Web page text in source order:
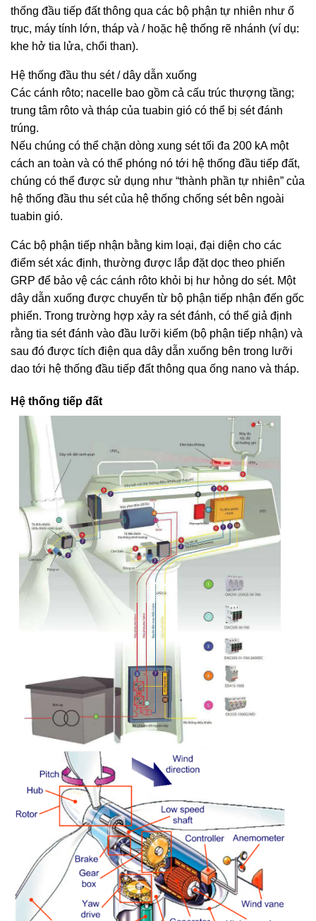
thống đầu tiếp đất thông qua các bộ phận tự nhiên như ổ
trục, máy tính lớn, tháp và / hoặc hệ thống rẽ nhánh (ví dụ:
khe hở tia lửa, chổi than).
Hệ thống đầu thu sét / dây dẫn xuống
Các cánh rôto; nacelle bao gồm cả cấu trúc thượng tầng;
trung tâm rôto và tháp của tuabin gió có thể bị sét đánh
trúng.
Nếu chúng có thể chặn dòng xung sét tối đa 200 kA một
cách an toàn và có thể phóng nó tới hệ thống đầu tiếp đất,
chúng có thể được sử dụng như “thành phần tự nhiên” của
hệ thống đầu thu sét của hệ thống chống sét bên ngoài
tuabin gió.
Các bộ phận tiếp nhận bằng kim loại, đại diện cho các
điểm sét xác định, thường được lắp đặt dọc theo phiến
GRP để bảo vệ các cánh rôto khỏi bị hư hỏng do sét. Một
dây dẫn xuống được chuyển từ bộ phận tiếp nhận đến gốc
phiến. Trong trường hợp xảy ra sét đánh, có thể giả định
rằng tia sét đánh vào đầu lưỡi kiếm (bộ phận tiếp nhận) và
sau đó được tích điện qua dây dẫn xuống bên trong lưỡi
dao tới hệ thống đầu tiếp đất thông qua ống nano và tháp.
Hệ thống tiếp đất